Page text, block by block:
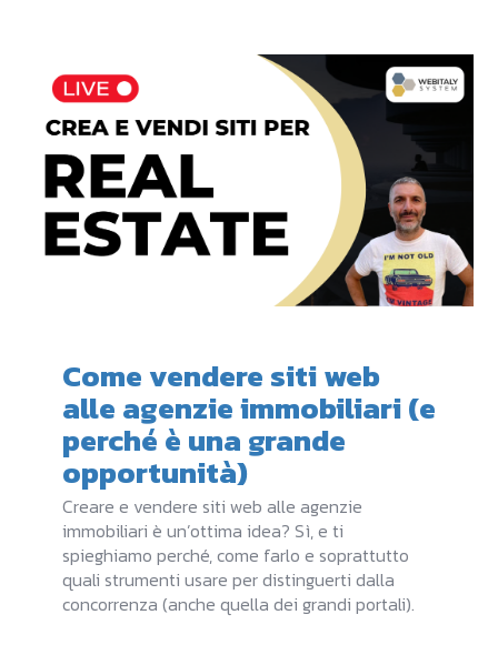
Come vendere siti web
alle agenzie immobiliari (e
perché è una grande
opportunità)
Creare e vendere siti web alle agenzie
immobiliari è un’ottima idea? Sì, e ti
spieghiamo perché, come farlo e soprattutto
quali strumenti usare per distinguerti dalla
concorrenza (anche quella dei grandi portali).